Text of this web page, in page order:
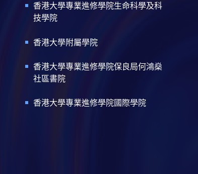
香港大學專業進修學院生命科學及科
技學院
香港大學附屬學院
香港大學專業進修學院保良局何鴻燊
社區書院
香港大學專業進修學院國際學院